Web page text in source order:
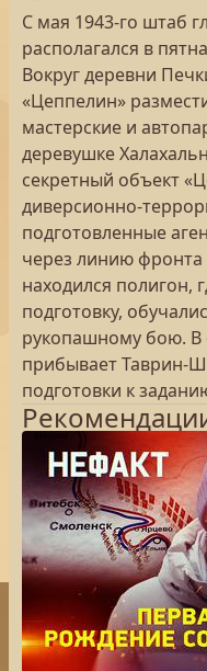
С мая 1943-го штаб
располагался в
Вокруг деревни
«Цеппелин»
мастерские и
деревушке
секретный объект
диверсионно-
подготовленные
через линию фронта
находился полигон,
подготовку,
рукопашному бою. В
прибывает Таврин-
подготовки к